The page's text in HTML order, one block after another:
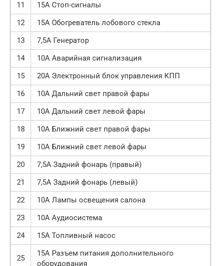
11
15A Стоп-сигналы
12
15A Обогреватель лобового стекла
13
7,5А Генератор
14
10A Аварийная сигнализация
15
20A Электронный блок управления КПП
16
10A Дальний свет правой фары
17
10A Дальний свет левой фары
18
10A Ближний свет правой фары
19
10A Ближний свет левой фары
20
7,5A Задний фонарь (правый)
21
7,5A Задний фонарь (левый)
22
10A Лампы освещения салона
23
10A Аудиосистема
24
15A Топливный насос
25
15A Разъем питания дополнительного
оборудования